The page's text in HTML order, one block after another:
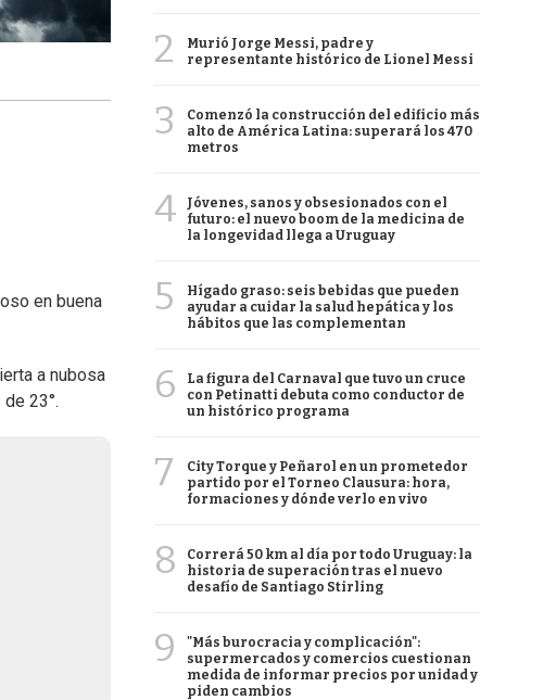
en buena
a nubosa
23°.
2
Murió Jorge Messi, padre y
representante histórico de Lionel Messi
3
Comenzó la construcción del edificio más
alto de América Latina: superará los 470
metros
4
Jóvenes, sanos y obsesionados con el
futuro: el nuevo boom de la medicina de
la longevidad llega a Uruguay
5
Hígado graso: seis bebidas que pueden
ayudar a cuidar la salud hepática y los
hábitos que las complementan
6
La figura del Carnaval que tuvo un cruce
con Petinatti debuta como conductor de
un histórico programa
7
City Torque y Peñarol en un prometedor
partido por el Torneo Clausura: hora,
formaciones y dónde verlo en vivo
8
Correrá 50 km al día por todo Uruguay: la
historia de superación tras el nuevo
desafío de Santiago Stirling
9
"Más burocracia y complicación":
supermercados y comercios cuestionan
medida de informar precios por unidad y
piden cambios